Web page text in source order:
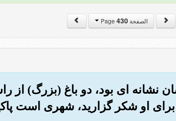
الصفحة Page430
نشانه ای بود، دو باغ (بزرگ) از
او شکر گزارید، شهری است